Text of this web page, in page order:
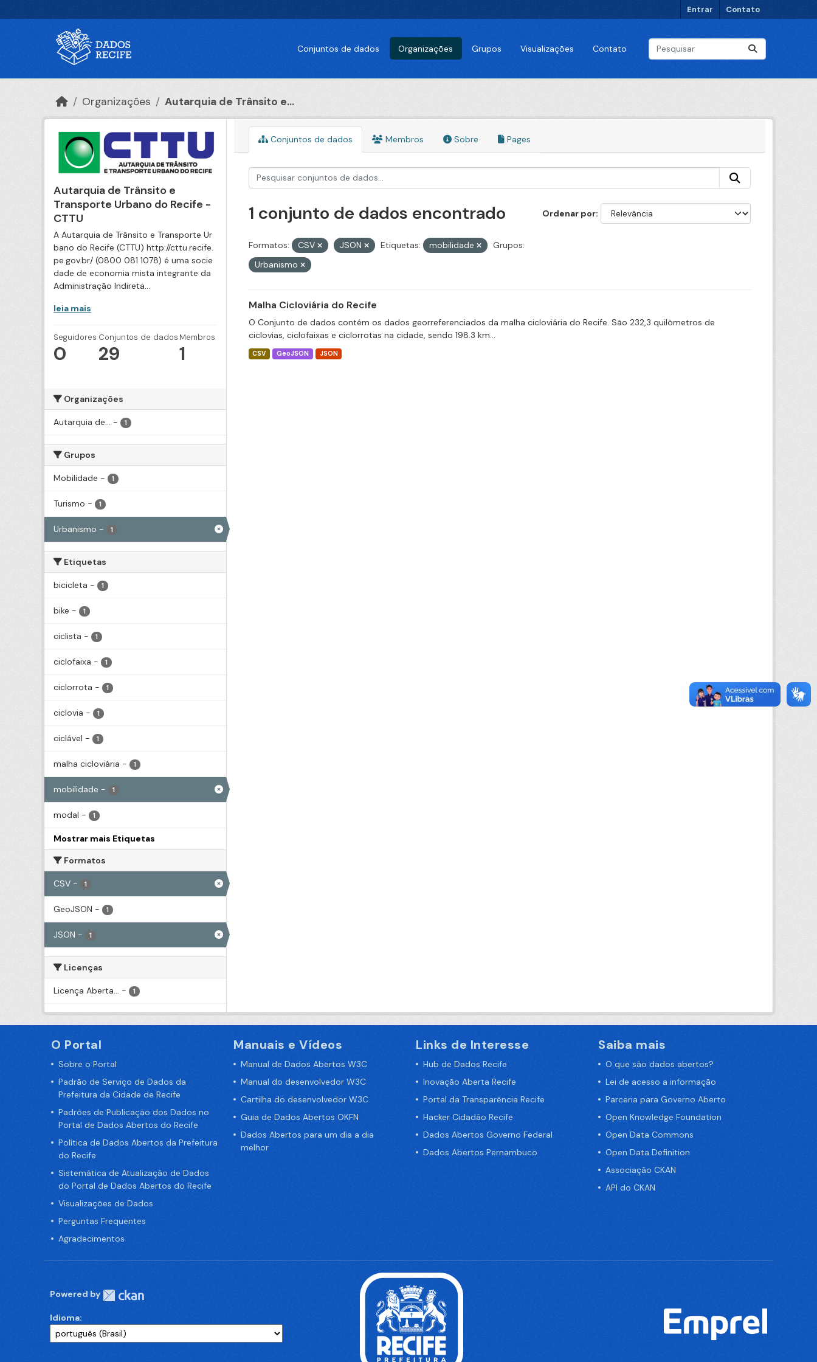
Entrar Contato
Conjuntos de dados Organizações Grupos Visualizações Contato
Organizações Autarquia de Trânsito e...
Autarquia de Trânsito e
Transporte Urbano do Recife -
CTTU
A Autarquia de Trânsito e Transporte Ur
bano do Recife (CTTU) http://cttu.recife.
pe.gov.br/ (0800 081 1078) é uma socie
dade de economia mista integrante da
Administração Indireta...
leia mais
Seguidores
0
Conjuntos de dados
29
Membros
1
Organizações
Autarquia de... - 1
Grupos
Mobilidade - 1
Turismo - 1
Urbanismo - 1
Etiquetas
bicicleta - 1
bike - 1
ciclista - 1
ciclofaixa - 1
ciclorrota - 1
ciclovia - 1
ciclável - 1
malha cicloviária - 1
mobilidade - 1
modal - 1
Mostrar mais Etiquetas
Formatos
CSV - 1
GeoJSON - 1
JSON - 1
Licenças
Licença Aberta... - 1
Conjuntos de dados Membros Sobre Pages
Ordenar por
1 conjunto de dados encontrado
Formatos: CSV JSON Etiquetas: mobilidade
Grupos:
Urbanismo
Malha Cicloviária do Recife
O Conjunto de dados contém os dados georreferenciados da malha cicloviária do Recife. São 232,3 quilômetros de
ciclovias, ciclofaixas e ciclorrotas na cidade, sendo 198.3 km...
CSV GeoJSON JSON
O Portal
Sobre o Portal
Padrão de Serviço de Dados da
Prefeitura da Cidade de Recife
Padrões de Publicação dos Dados no
Portal de Dados Abertos do Recife
Política de Dados Abertos da Prefeitura
do Recife
Sistemática de Atualização de Dados
do Portal de Dados Abertos do Recife
Visualizações de Dados
Perguntas Frequentes
Agradecimentos
Manuais e Vídeos
Manual de Dados Abertos W3C
Manual do desenvolvedor W3C
Cartilha do desenvolvedor W3C
Guia de Dados Abertos OKFN
Dados Abertos para um dia a dia
melhor
Links de Interesse
Hub de Dados Recife
Inovação Aberta Recife
Portal da Transparência Recife
Hacker Cidadão Recife
Dados Abertos Governo Federal
Dados Abertos Pernambuco
Saiba mais
O que são dados abertos?
Lei de acesso a informação
Parceria para Governo Aberto
Open Knowledge Foundation
Open Data Commons
Open Data Definition
Associação CKAN
API do CKAN
Powered by
Idioma